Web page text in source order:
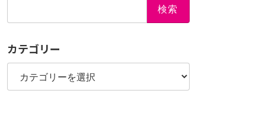
カテゴリー
カ
ゴ